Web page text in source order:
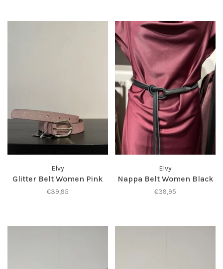
Elvy
Glitter Belt Women Pink
€39,95
Elvy
Nappa Belt Women Black
€39,95